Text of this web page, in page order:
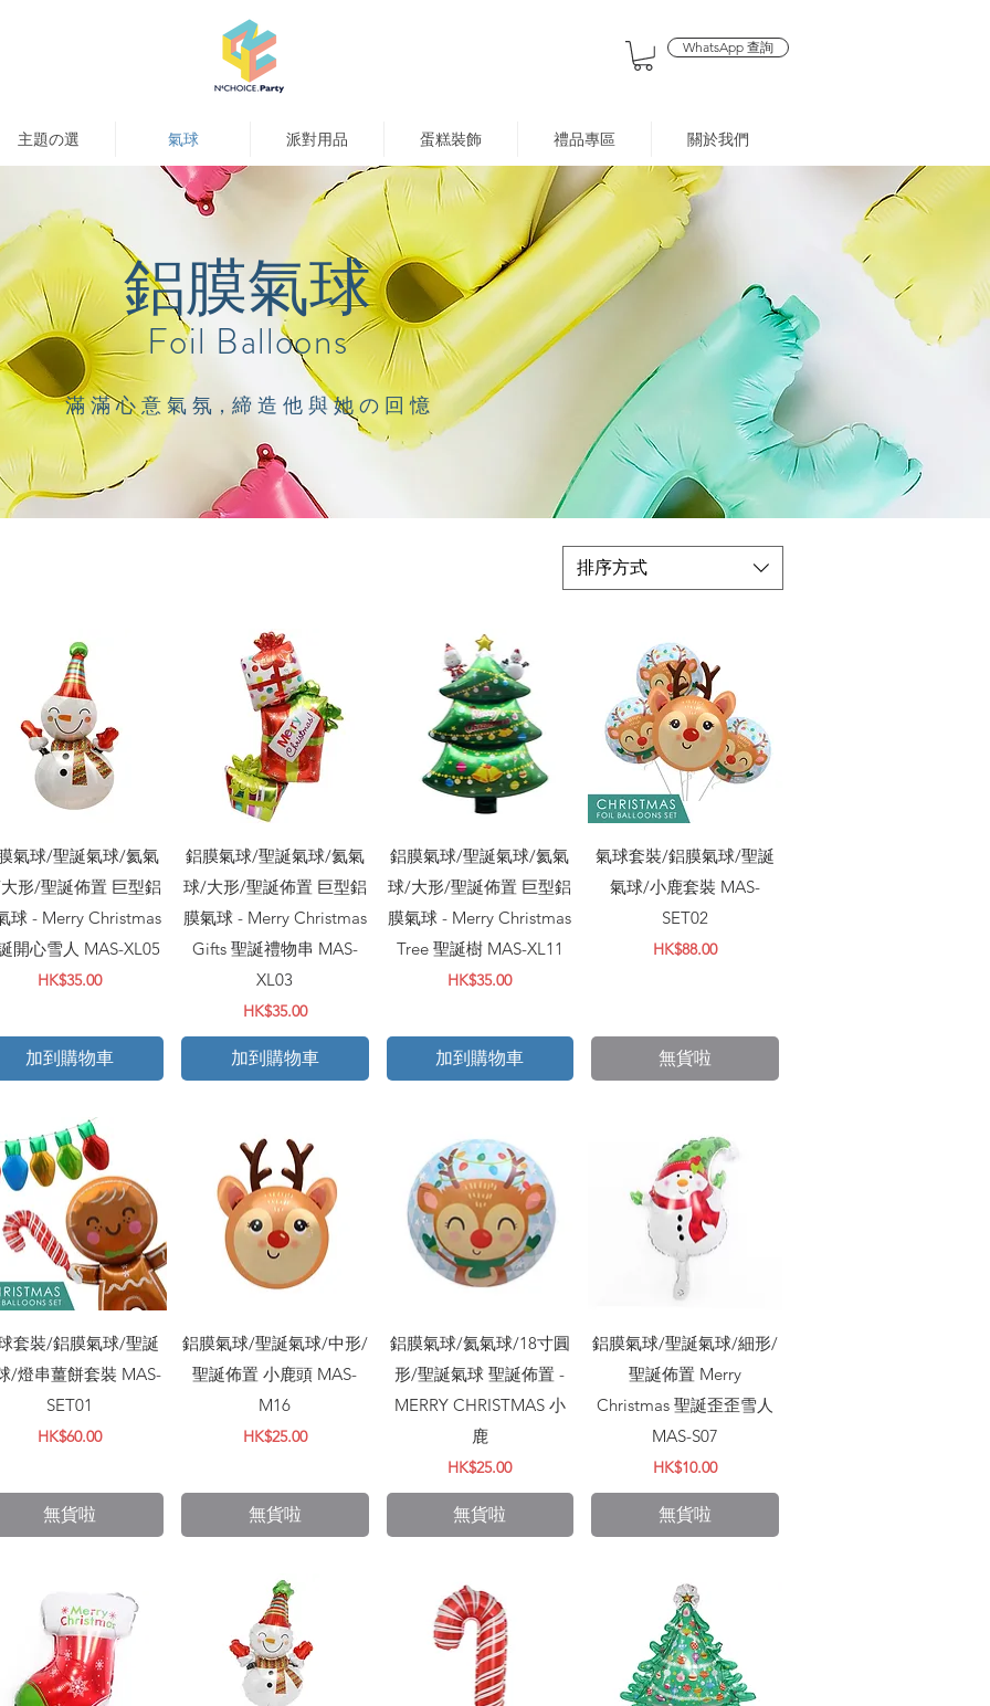
WhatsApp 查詢
主題の選 氣球 派對用品 蛋糕裝飾 禮品專區 關於我們
鋁膜氣球
Foil Balloons
滿 滿 心 意 氣 氛，締 造 他 與 她 の 回 憶
排序方式
快速瀏覽
氣球/聖誕氣球/氦氣
形/聖誕佈置 巨型鋁
球 - Merry Christmas
開心雪人 MAS-XL05
價格
HK$35.00
加到購物車
快速瀏覽
鋁膜氣球/聖誕氣球/氦氣
球/大形/聖誕佈置 巨型鋁
膜氣球 - Merry Christmas
Gifts 聖誕禮物串 MAS-
XL03
價格
HK$35.00
加到購物車
快速瀏覽
鋁膜氣球/聖誕氣球/氦氣
球/大形/聖誕佈置 巨型鋁
膜氣球 - Merry Christmas
Tree 聖誕樹 MAS-XL11
價格
HK$35.00
加到購物車
快速瀏覽
氣球套裝/鋁膜氣球/聖誕
氣球/小鹿套裝 MAS-
SET02
價格
HK$88.00
無貨啦
快速瀏覽
套裝/鋁膜氣球/聖誕
/燈串薑餅套裝 MAS-
SET01
價格
HK$60.00
無貨啦
快速瀏覽
鋁膜氣球/聖誕氣球/中形/
聖誕佈置 小鹿頭 MAS-
M16
價格
HK$25.00
無貨啦
快速瀏覽
鋁膜氣球/氦氣球/18寸圓
形/聖誕氣球 聖誕佈置 -
MERRY CHRISTMAS 小
鹿
價格
HK$25.00
無貨啦
快速瀏覽
鋁膜氣球/聖誕氣球/細形/
聖誕佈置 Merry
Christmas 聖誕歪歪雪人
MAS-S07
價格
HK$10.00
無貨啦